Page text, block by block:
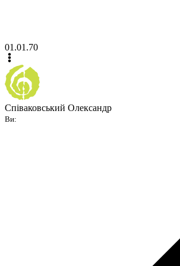
01.01.70
Співаковський Олександр
Ви: